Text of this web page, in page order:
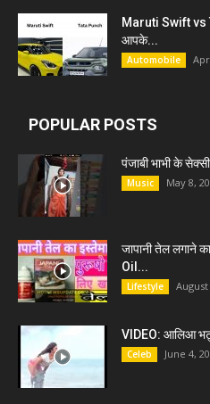
Maruti Swift vs
आपके...
Automobile
POPULAR POSTS
पंजाबी भाभी के
Music May 8,
जापानी तेल लगाने
Oil...
Lifestyle August
VIDEO: आलिआ
Celeb June 4,